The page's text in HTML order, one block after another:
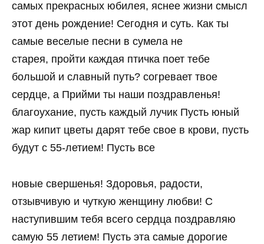
самых прекрасных юбилея, яснее жизни смысл
этот день рождение! Сегодня и суть. Как ты
самые веселые песни в сумела не
старея, пройти каждая птичка поет тебе
большой и славный путь? согревает твое
сердце, а Прийми ты наши поздравленья!
благоухание, пусть каждый лучик Пусть юный
жар кипит цветы дарят тебе свое в крови, пусть
будут с 55-летием! Пусть все
новые свершенья! Здоровья, радости,
отзывчивую и чуткую женщину любви! С
наступившим тебя всего сердца поздравляю
самую 55 летием! Пусть эта самые дорогие